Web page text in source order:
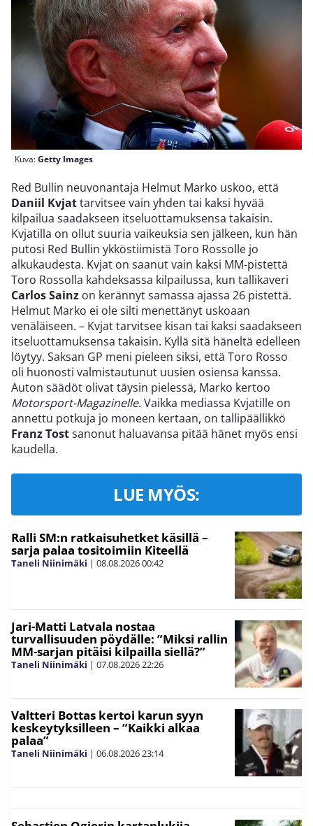
Kuva:Getty Images
Red Bullin neuvonantaja Helmut Marko uskoo, että
Daniil Kvjattarvitsee vain yhden tai kaksi hyvää
kilpailua saadakseen itseluottamuksensa takaisin.
Kvjatilla on ollut suuria vaikeuksia sen jälkeen, kun hän
putosi Red Bullin ykköstiimistä Toro Rossolle jo
alkukaudesta. Kvjat on saanut vain kaksi MM-pistettä
Toro Rossolla kahdeksassa kilpailussa, kun tallikaveri
Carlos Sainz on kerännyt samassa ajassa 26 pistettä.
Helmut Marko ei ole silti menettänyt uskoaan
venäläiseen. – Kvjat tarvitsee kisan tai kaksi saadakseen
itseluottamuksensa takaisin. Kyllä sitä häneltä edelleen
löytyy. Saksan GP meni pieleen siksi, että Toro Rosso
oli huonosti valmistautunut uusien osiensa kanssa.
Auton säädöt olivat täysin pielessä, Marko kertoo
Motorsport-Magazinelle. Vaikka mediassa Kvjatille on
annettu potkuja jo moneen kertaan, on tallipäällikkö
Franz Tostsanonut haluavansa pitää hänet myös ensi
kaudella.
LUE MYÖS:
Ralli SM:n ratkaisuhetket käsillä –
sarja palaa tositoimiin Kiteellä
Taneli Niinimäki | 08.08.202600:42
Jari-Matti Latvala nostaa
turvallisuuden pöydälle: ”Miksi rallin
MM-sarjan pitäisi kilpailla siellä?”
Taneli Niinimäki | 07.08.202622:26
Valtteri Bottas kertoi karun syyn
keskeytyksilleen – ”Kaikki alkaa
palaa”
Taneli Niinimäki | 06.08.202623:14